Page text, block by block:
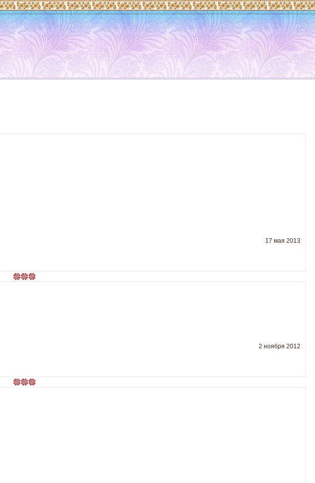
17 мая 2013
2 ноября 2012